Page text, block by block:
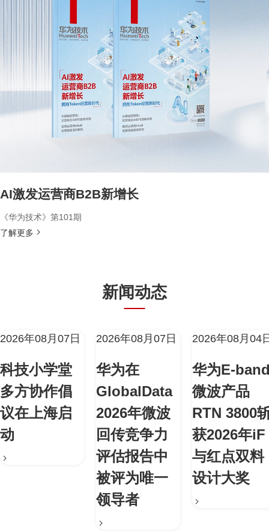
AI激发运营商B2B新增长
《华为技术》第101期
了解更多
新闻动态
2026年08月07日
科技小学堂
多方协作倡
议在上海启
动
2026年08月07日
华为在
GlobalData
2026年微波
回传竞争力
评估报告中
被评为唯一
领导者
2026年08月04
华为E-
微波产品
RTN 3800
获2026年iF
与红点双料
设计大奖